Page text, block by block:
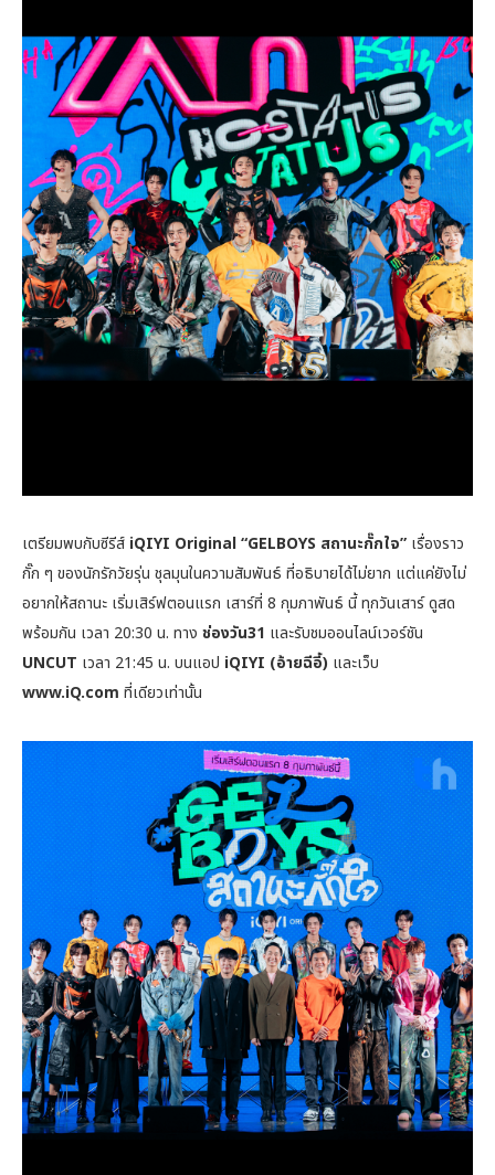
เตรียมพบกับซีรีส์ iQIYI Original “GELBOYS สถานะกั๊กใจ” เรื่องราว
กั๊ก ๆ ของนักรักวัยรุ่น ชุลมุนในความสัมพันธ์ ที่อธิบายได้ไม่ยาก แต่แค่ยังไม่
อยากให้สถานะ เริ่มเสิร์ฟตอนแรก เสาร์ที่ 8 กุมภาพันธ์ นี้ ทุกวันเสาร์ ดูสด
พร้อมกัน เวลา 20:30 น. ทาง ช่องวัน31 และรับชมออนไลน์เวอร์ชัน
UNCUT เวลา 21:45 น. บนแอป iQIYI (อ้ายฉีอี้) และเว็บ
www.iQ.com ที่เดียวเท่านั้น